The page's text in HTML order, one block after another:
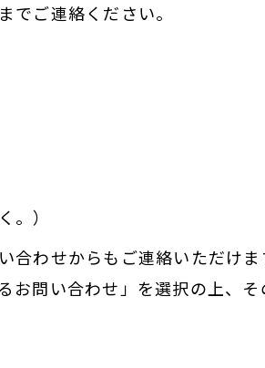
ご連絡ください。
。）
わせからもご連絡いただけま
問い合わせ」を選択の上、そ